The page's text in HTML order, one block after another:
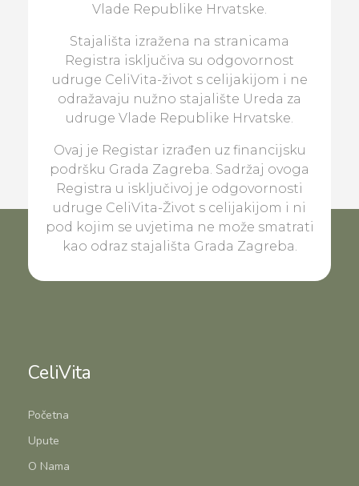
Vlade Republike Hrvatske.
Stajališta izražena na stranicama
Registra isključiva su odgovornost
udruge CeliVita-život s celijakijom i ne
odražavaju nužno stajalište Ureda za
udruge Vlade Republike Hrvatske.
Ovaj je Registar izrađen uz financijsku
podršku Grada Zagreba. Sadržaj ovoga
Registra u isključivoj je odgovornosti
udruge CeliVita-Život s celijakijom i ni
pod kojim se uvjetima ne može smatrati
kao odraz stajališta Grada Zagreba.
CeliVita
Početna
Upute
O Nama